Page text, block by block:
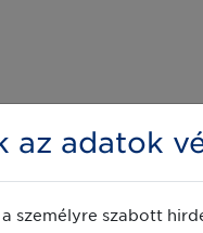
az adatok
személyre szabott